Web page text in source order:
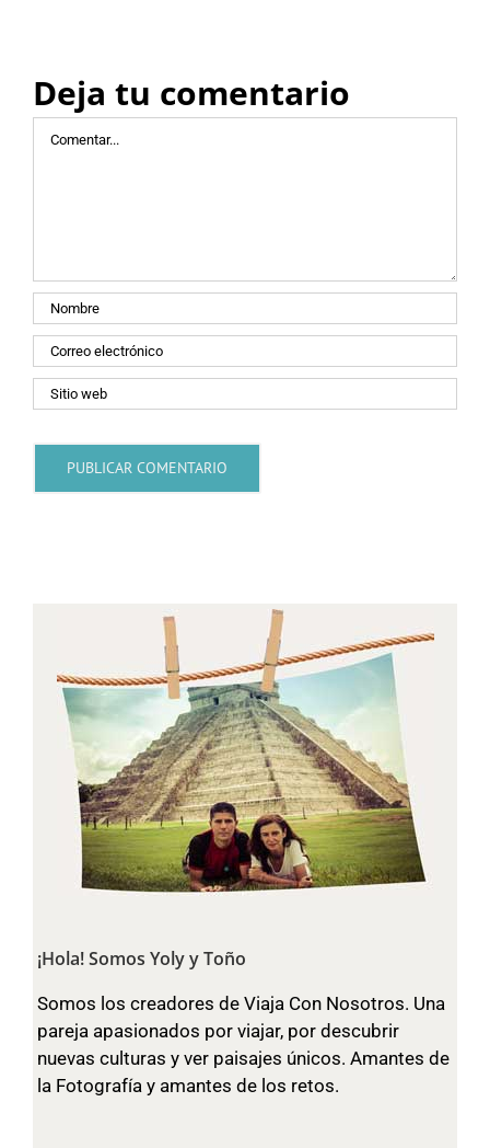
Deja tu comentario
Comentar
¡Hola! Somos Yoly y Toño
Somos los creadores de Viaja Con Nosotros. Una
pareja apasionados por viajar, por descubrir
nuevas culturas y ver paisajes únicos. Amantes de
la Fotografía y amantes de los retos.